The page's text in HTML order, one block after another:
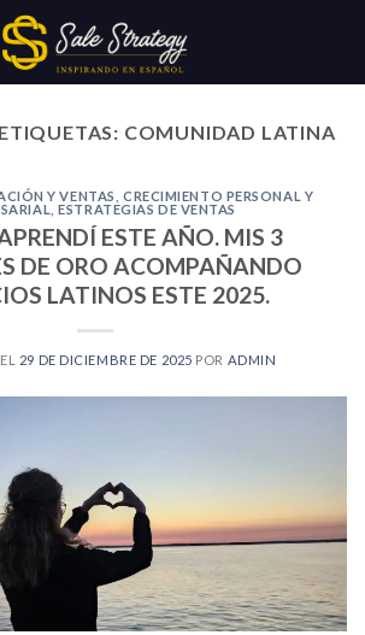
COMUNIDAD LATINA
Y VENTAS
CRECIMIENTO PERSONAL Y
,ESTRATEGIAS DE VENTAS
ESTE AÑO. MIS 3
DE ORO ACOMPAÑANDO
LATINOS ESTE 2025.
29 DE DICIEMBRE DE 2025 POR ADMIN